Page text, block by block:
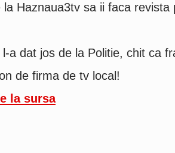
la Haznaua3tv sa ii faca revista
a dat jos de la Politie, chit ca
de firma de tv local!
la sursa